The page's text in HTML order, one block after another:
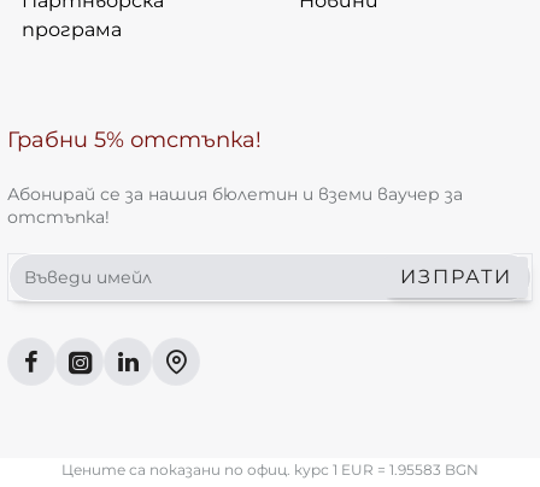
програма
Грабни 5% отстъпка!
Абонирай се за нашия бюлетин и вземи ваучер за
отстъпка!
Въведи
имейл
ИЗПРАТИ
Цените са показани по офиц. курс 1 EUR = 1.95583 BGN